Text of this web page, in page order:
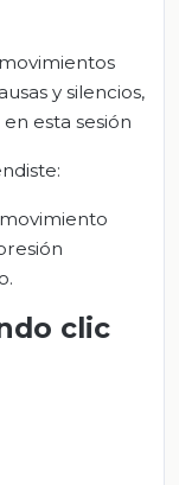
y silencios,
esta sesión
clic